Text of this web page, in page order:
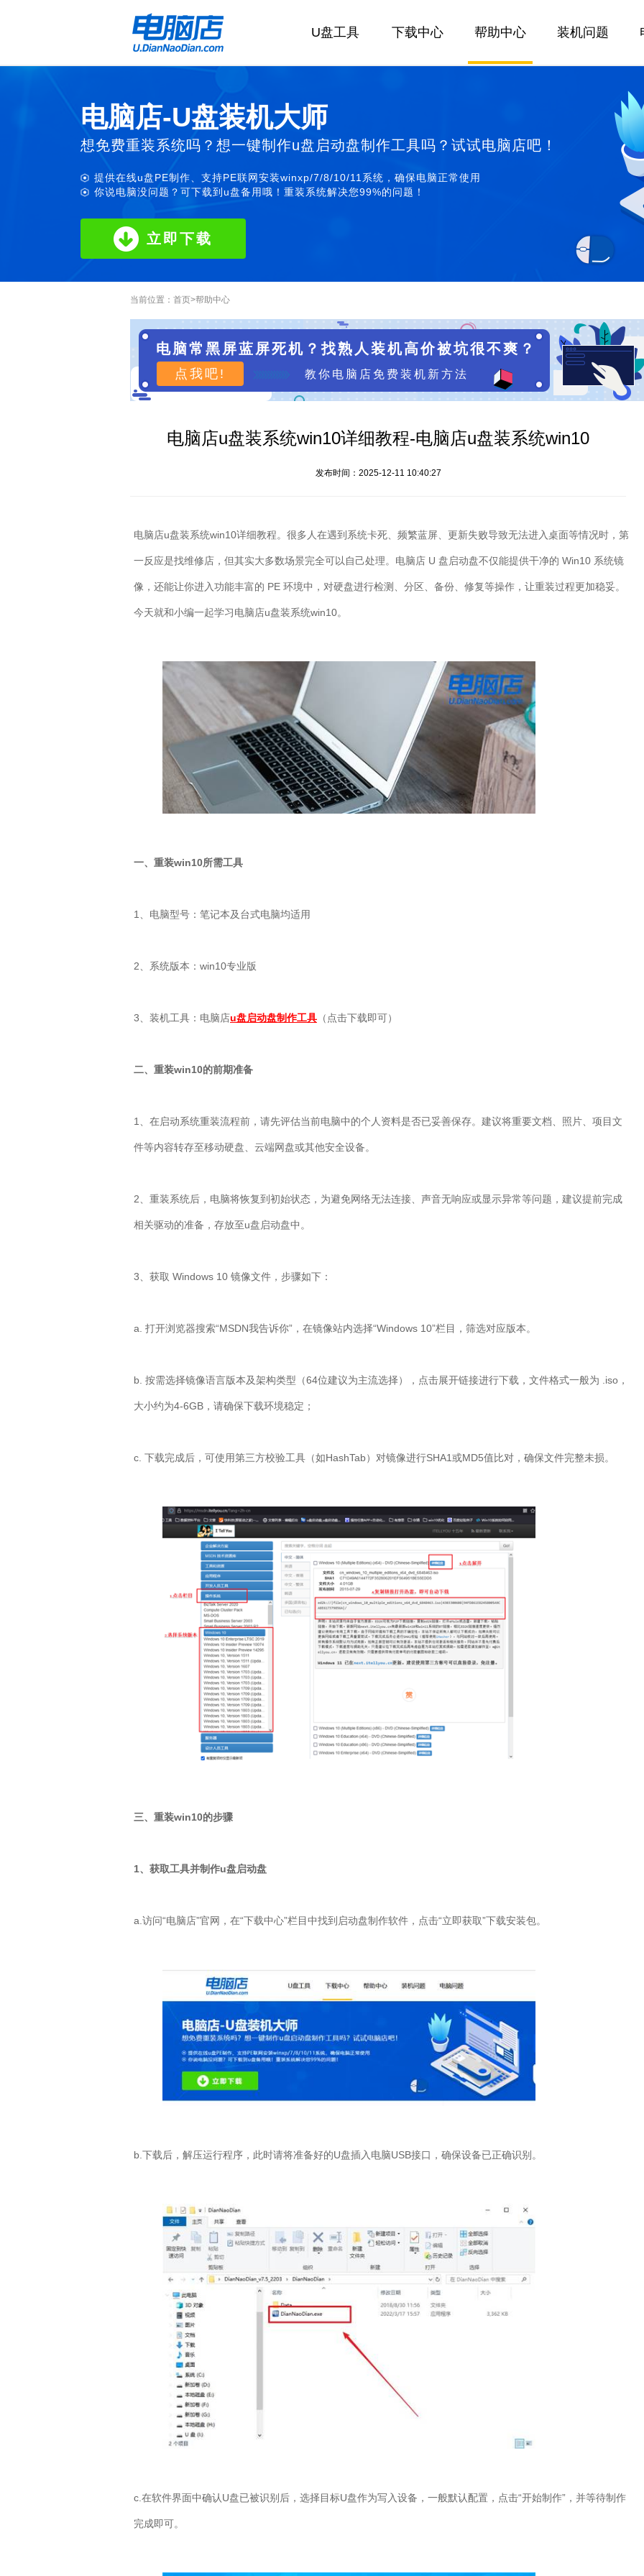
U盘工具 下载中心 帮助中心 装机问题
电脑店-U盘装机大师
想免费重装系统吗？想一键制作u盘启动盘制作工具吗？试试电脑店吧！
提供在线u盘PE制作、支持PE联网安装winxp/7/8/10/11系统，确保电脑正常使用
你说电脑没问题？可下载到u盘备用哦！重装系统解决您99%的问题！
立即下载
当前位置： 首页>帮助中心
电脑常黑屏蓝屏死机？找熟人装机高价被坑很不爽？
点我吧! 教你电脑店免费装机新方法
电脑店u盘装系统win10详细教程-电脑店u盘装系统win10
发布时间：2025-12-11 10:40:27
电脑店u盘装系统win10详细教程。很多人在遇到系统卡死、频繁蓝屏、更新失败导致无法进入桌面等情况时，第
一反应是找维修店，但其实大多数场景完全可以自己处理。电脑店 U 盘启动盘不仅能提供干净的 Win10 系统镜
像，还能让你进入功能丰富的 PE 环境中，对硬盘进行检测、分区、备份、修复等操作，让重装过程更加稳妥。
今天就和小编一起学习电脑店u盘装系统win10。
一、重装win10所需工具
1、电脑型号：笔记本及台式电脑均适用
2、系统版本： win10专业版
3、装机工具：电脑店u盘启动盘制作工具 （点击下载即可）
二、重装win10的前期准备
1、在启动系统重装流程前，请先评估当前电脑中的个人资料是否已妥善保存。建议将重要文档、照片、项目文
件等内容转存至移动硬盘、云端网盘或其他安全设备。
2、重装系统后，电脑将恢复到初始状态，为避免网络无法连接、声音无响应或显示异常等问题，建议提前完成
相关驱动的准备，存放至u盘启动盘中。
3、获取 Windows 10 镜像文件，步骤如下：
a. 打开浏览器搜索“MSDN我告诉你”，在镜像站内选择“Windows 10”栏目，筛选对应版本。
b. 按需选择镜像语言版本及架构类型（64位建议为主流选择），点击展开链接进行下载，文件格式一般为 .iso ，
大小约为4-6GB ，请确保下载环境稳定；
c. 下载完成后，可使用第三方校验工具（如HashTab）对镜像进行SHA1或MD5值比对，确保文件完整未损。
三、重装win10的步骤
1、获取工具并制作u盘启动盘
a. 访问“电脑店”官网，在“下载中心”栏目中找到启动盘制作软件，点击“立即获取”下载安装包。
b. 下载后，解压运行程序，此时请将准备好的U盘插入电脑USB接口，确保设备已正确识别。
c. 在软件界面中确认U盘已被识别后，选择目标U盘作为写入设备，一般默认配置，点击“开始制作”，并等待制作
完成即可。